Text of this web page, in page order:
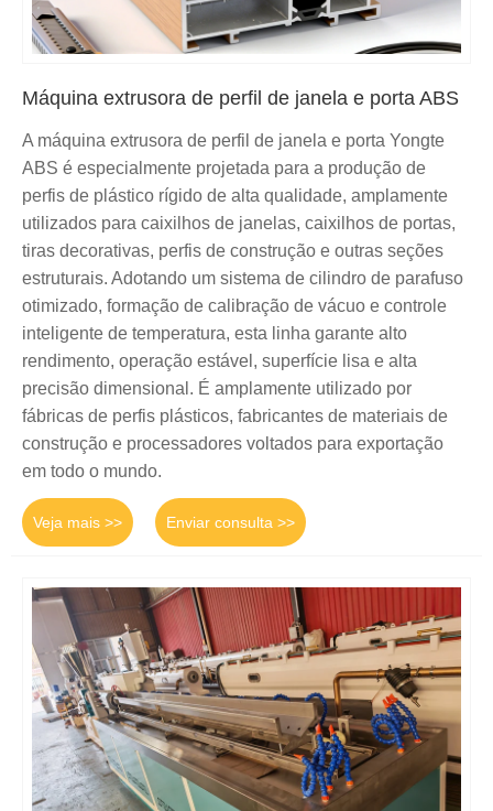
Máquina extrusora de perfil de janela e porta ABS
A máquina extrusora de perfil de janela e porta Yongte
ABS é especialmente projetada para a produção de
perfis de plástico rígido de alta qualidade, amplamente
utilizados para caixilhos de janelas, caixilhos de portas,
tiras decorativas, perfis de construção e outras seções
estruturais. Adotando um sistema de cilindro de parafuso
otimizado, formação de calibração de vácuo e controle
inteligente de temperatura, esta linha garante alto
rendimento, operação estável, superfície lisa e alta
precisão dimensional. É amplamente utilizado por
fábricas de perfis plásticos, fabricantes de materiais de
construção e processadores voltados para exportação
em todo o mundo.
Veja mais >> Enviar consulta >>